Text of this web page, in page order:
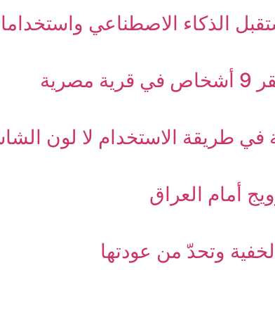
الذكاء الاصطناعي
في طريقة الاستخدام لا لون
أمام العراق
وتحدّ من عودتها